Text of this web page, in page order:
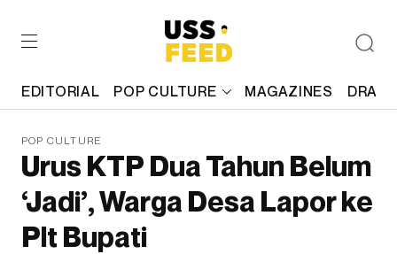
EDITORIAL POP CULTURE MAGAZINES
POP CULTURE
Urus KTP Dua Tahun Belum
‘Jadi’, Warga Desa Lapor ke
Plt Bupati